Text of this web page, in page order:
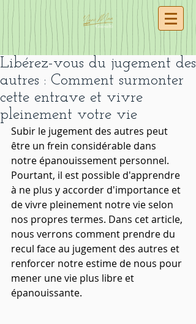
Libérez-vous du jugement des
autres : Comment surmonter
cette entrave et vivre
pleinement votre vie
Subir le jugement des autres peut
être un frein considérable dans
notre épanouissement personnel.
Pourtant, il est possible d'apprendre
à ne plus y accorder d'importance et
de vivre pleinement notre vie selon
nos propres termes. Dans cet article,
nous verrons comment prendre du
recul face au jugement des autres et
renforcer notre estime de nous pour
mener une vie plus libre et
épanouissante.